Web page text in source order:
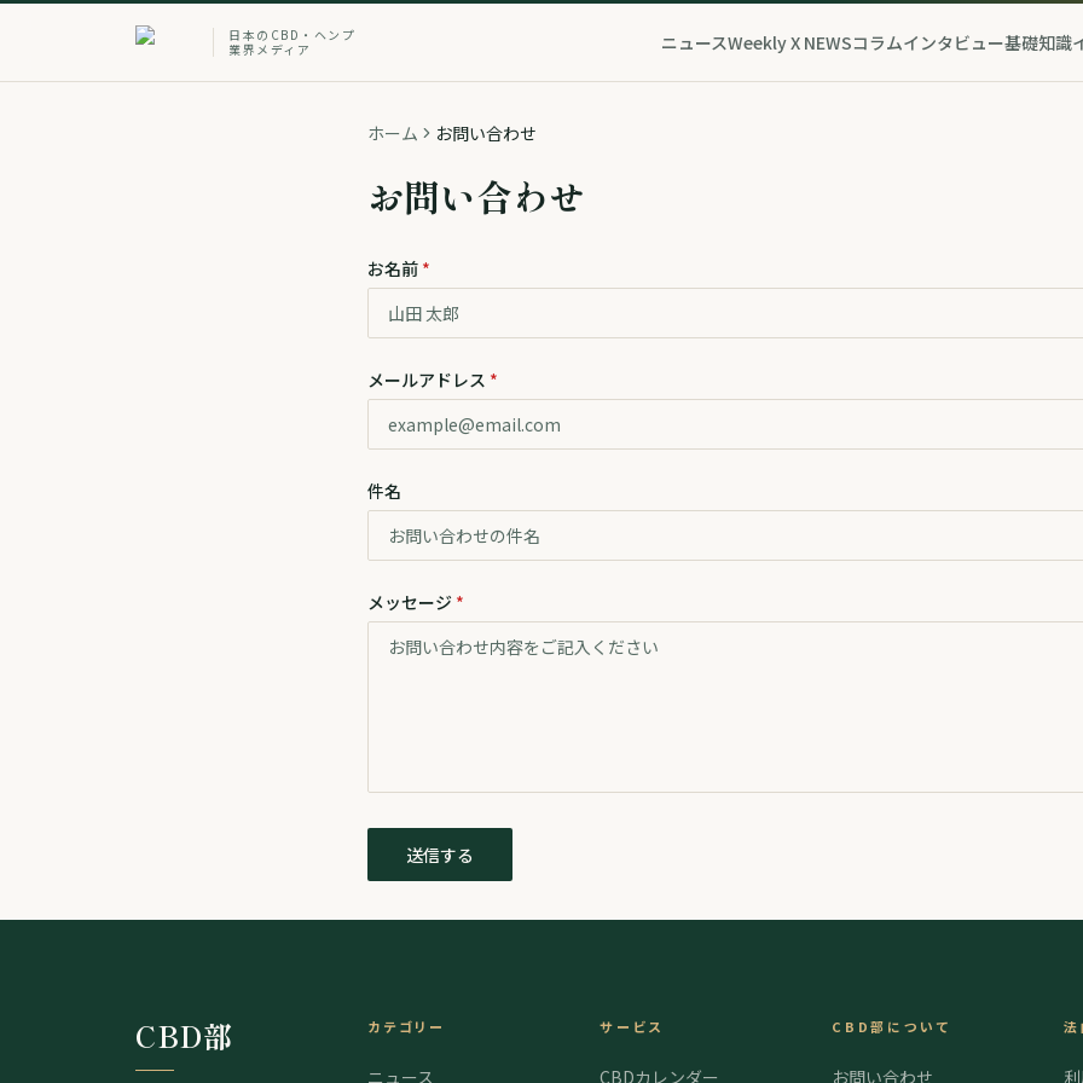
日本のCBD・ヘンプ
業界メディア
ニュースWeekly X NEWSコラムインタビュー基礎知識
ホーム お問い合わせ
お問い合わせ
お名前 *
メールアドレス *
件名
メッセージ *
送信する
CBD部 カテゴリー
ニュース
サービス
CBDカレンダー
CBD部について
お問い合わせ